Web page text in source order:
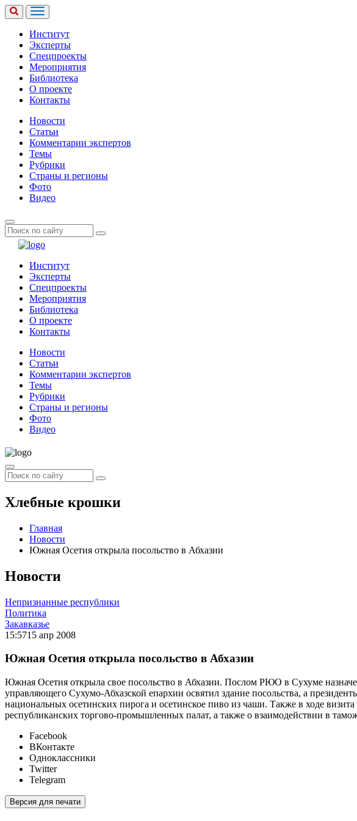
Институт
Эксперты
Спецпроекты
Мероприятия
Библиотека
О проекте
Контакты
Новости
Статьи
Комментарии экспертов
Темы
Рубрики
Страны и регионы
Фото
Видео
Институт
Эксперты
Спецпроекты
Мероприятия
Библиотека
О проекте
Контакты
Новости
Статьи
Комментарии экспертов
Темы
Рубрики
Страны и регионы
Фото
Видео
Хлебные крошки
Главная
Новости
Южная Осетия открыла посольство в Абхазии
Новости
Непризнанные республики
Политика
Закавказье
15:5715 апр 2008
Южная Осетия открыла посольство в Абхазии
Южная Осетия открыла свое посольство в Абхазии. Послом РЮО в Сухуме
управляющего Сухумо-Абхазской епархии освятил здание посольства, а
национальных осетинских пирога и осетинское пиво из чаши. Также в ходе
республиканских торгово-промышленных палат, а также о взаимодействии в
Facebook
ВКонтакте
Одноклассники
Twitter
Telegram
Версия для печати